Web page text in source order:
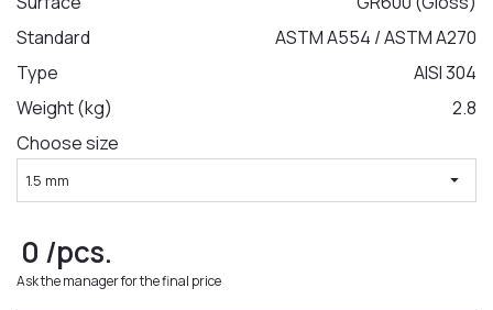
LA COMANDA
Standard
ASTM A554 / ASTM A270
Type
AISI 304
Weight (kg)
2.8
Choose size
1.5 mm arrow_drop_down
0 /pcs.
Ask the manager for the final price